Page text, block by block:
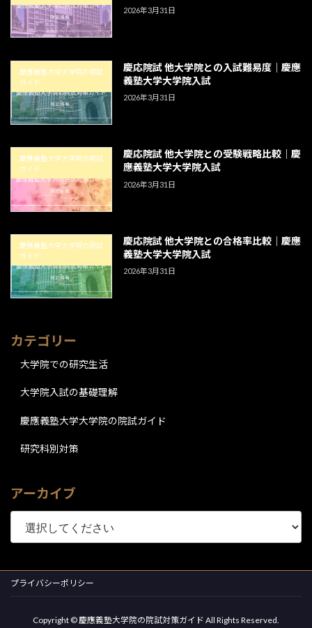
2026年3月31日
慶應義塾大学大学院の院試
ガイド
慶応院試 他大学院との入試難易度｜慶應
義塾大学大学院入試
2026年3月31日
慶應義塾大学大学院の院試
ガイド
慶応院試 他大学院との受験戦略比較｜慶
應義塾大学大学院入試
2026年3月31日
慶應義塾大学大学院の院試
ガイド
慶応院試 他大学院との合格率比較｜慶應
義塾大学大学院入試
2026年3月31日
カテゴリー
大学院での研究生活
大学院入試の基礎理解
慶應義塾大学大学院の院試ガイド
研究科別対策
アーカイブ
プライバシーポリシー
Copyright © 慶應義塾大学院の院試対策ガイド All Rights Reserved.